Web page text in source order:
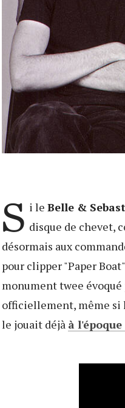
S i le Belle &
disque de chevet,
désormais aux
pour clipper "Paper
monument twee
officiellement, même si
le jouait déjà à